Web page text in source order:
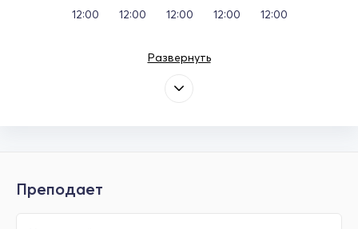
12:00 12:00 12:00 12:00 12:00
Развернуть
Преподает